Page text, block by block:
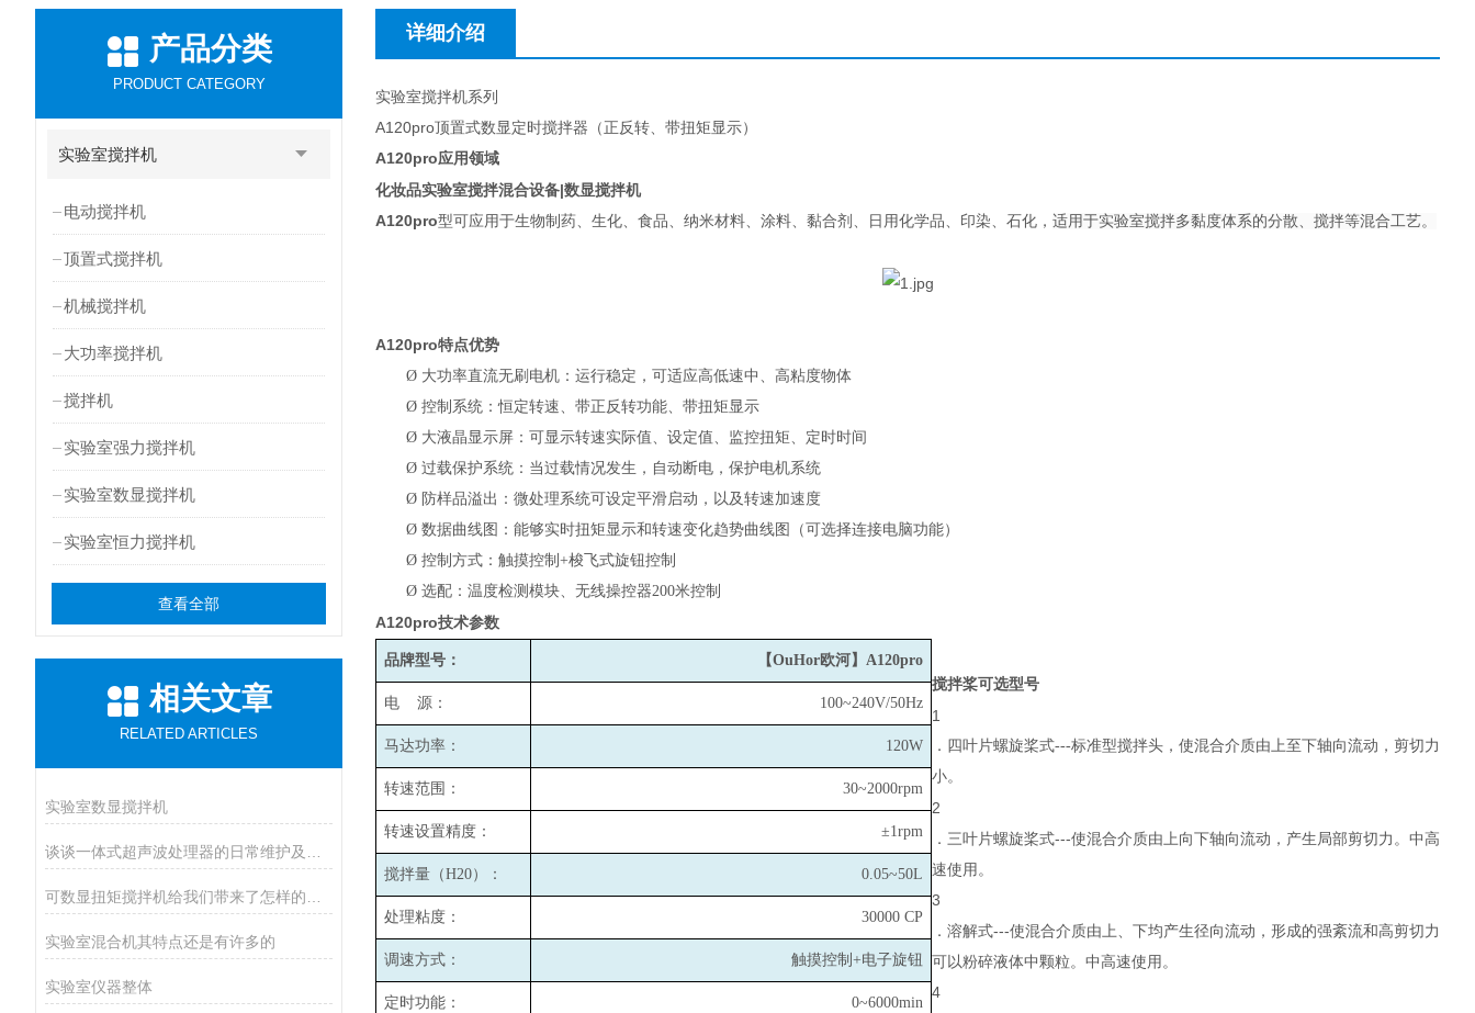
产品分类
PRODUCT CATEGORY
实验室搅拌机
电动搅拌机
顶置式搅拌机
机械搅拌机
大功率搅拌机
搅拌机
实验室强力搅拌机
实验室数显搅拌机
实验室恒力搅拌机
查看全部
相关文章
RELATED ARTICLES
实验室数显搅拌机
实验室混合机其特点还是有许多的
实验室仪器整体
详细介绍
实验室搅拌机系列
A120pro顶置式数显定时搅拌器（正反转、带扭矩显示）
A120pro应用领域
化妆品实验室搅拌混合设备|数显搅拌机
A120pro型可应用于生物制药、生化、食品、纳米材料、涂料、黏合剂、日用化学品、印染、石化， 适用于实验室搅拌多黏度体系的分散、搅拌等混合工艺。
A120pro特点优势
Ø 大功率直流无刷电机：运行稳定，可适应高低速中、高粘度物体
Ø 控制系统：恒定转速、带正反转功能、带扭矩显示
Ø 大液晶显示屏：可显示转速实际值、设定值、监控扭矩、定时时间
Ø 过载保护系统：当过载情况发生，自动断电，保护电机系统
Ø 防样品溢出：微处理系统可设定平滑启动，以及转速加速度
Ø 数据曲线图：能够实时扭矩显示和转速变化趋势曲线图（可选择连接电脑功能）
Ø 控制方式：触摸控制+梭飞式旋钮控制
Ø 选配：温度检测模块、无线操控器200米控制
A120pro技术参数
品牌型号： 【OuHor欧河】A120pro
电 源： 100~240V/50Hz
马达功率： 120W
转速范围： 30~2000rpm
转速设置精度： ±1rpm
搅拌量（H20）： 0.05~50L
处理粘度： 30000 CP
调速方式： 触摸控制+电子旋钮
定时功能： 0~6000min
搅拌桨可选型号
1
．四叶片螺旋桨式---标准型搅拌头，使混合介质由上至下轴向流动，剪切力
小。
2
．三叶片螺旋桨式---使混合介质由上向下轴向流动，产生局部剪切力。中高
速使用。
3
．溶解式---使混合介质由上、下均产生径向流动，形成的强紊流和高剪切力
可以粉碎液体中颗粒。中高速使用。
4